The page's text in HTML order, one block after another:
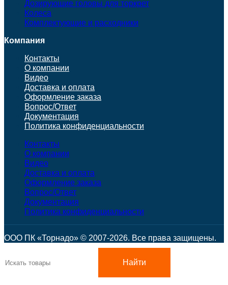
Дозирующие головы для торкрет
Колеса
Комплектующие и расходники
Компания
Контакты
О компании
Видео
Доставка и оплата
Оформление заказа
Вопрос/Ответ
Документация
Политика конфиденциальности
Контакты
О компании
Видео
Доставка и оплата
Оформление заказа
Вопрос/Ответ
Документация
Политика конфиденциальности
ООО ПК «Торнадо» © 2007-2026. Все права защищены.
Найти